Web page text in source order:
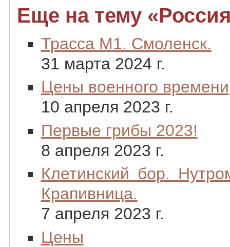
Еще на тему
Трасса М1. Смоленск.
31 марта 2024 г.
Цены военного времени
10 апреля 2023 г.
Первые грибы 2023!
8 апреля 2023 г.
Клетинский бор.
Крапивница.
7 апреля 2023 г.
Цены